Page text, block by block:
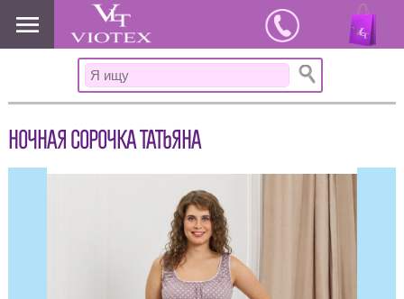
www.viotex37.ru
НОЧНАЯ СОРОЧКА ТАТЬЯНА